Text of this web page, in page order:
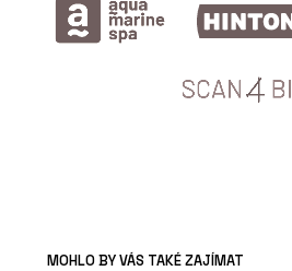
MOHLO BY VÁS TAKÉ ZAJÍMAT